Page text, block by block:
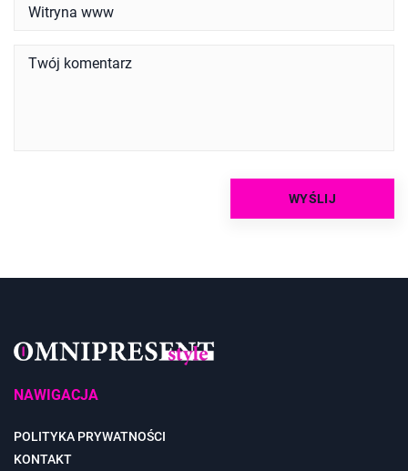
NAWIGACJA
POLITYKA PRYWATNOŚCI
KONTAKT